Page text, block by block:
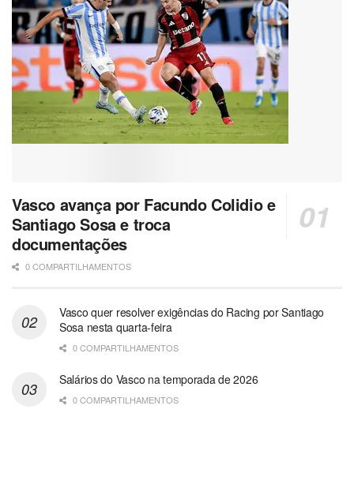
Vasco avança por Facundo Colidio e
Santiago Sosa e troca
documentações
0 COMPARTILHAMENTOS
Vasco quer resolver exigências do Racing por Santiago
Sosa nesta quarta-feira
0 COMPARTILHAMENTOS
Salários do Vasco na temporada de 2026
0 COMPARTILHAMENTOS